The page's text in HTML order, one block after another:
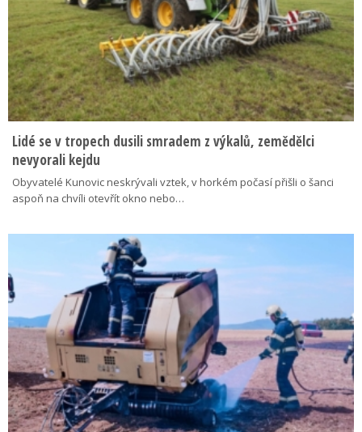
Lidé se v tropech dusili smradem z výkalů, zemědělci
nevyorali kejdu
Obyvatelé Kunovic neskrývali vztek, v horkém počasí přišli o šanci
aspoň na chvíli otevřít okno nebo…